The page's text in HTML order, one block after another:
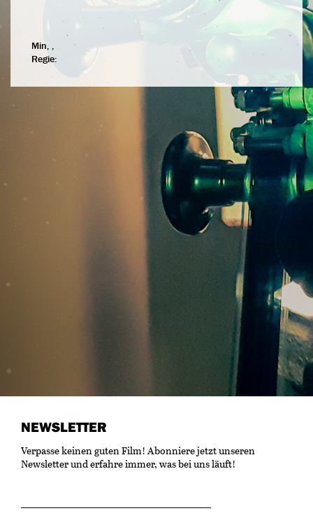
Min, ,
Regie:
NEWSLETTER
Verpasse keinen guten Film! Abonniere jetzt unseren
Newsletter und erfahre immer, was bei uns läuft!